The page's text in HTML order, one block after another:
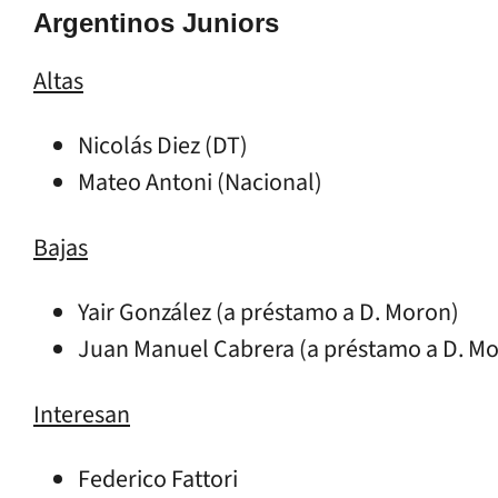
Argentinos Juniors
Altas
Nicolás Diez (DT)
Mateo Antoni (Nacional)
Bajas
Yair González (a préstamo a D. Moron)
Juan Manuel Cabrera (a préstamo a D.
Interesan
Federico Fattori